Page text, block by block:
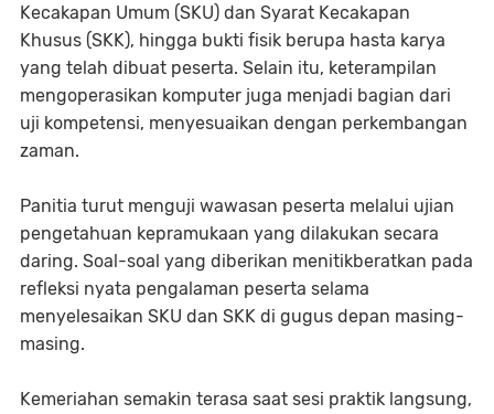
Kecakapan Umum (SKU) dan Syarat Kecakapan
Khusus (SKK), hingga bukti fisik berupa hasta karya
yang telah dibuat peserta. Selain itu, keterampilan
mengoperasikan komputer juga menjadi bagian dari
uji kompetensi, menyesuaikan dengan perkembangan
zaman.
Panitia turut menguji wawasan peserta melalui ujian
pengetahuan kepramukaan yang dilakukan secara
daring. Soal-soal yang diberikan menitikberatkan pada
refleksi nyata pengalaman peserta selama
menyelesaikan SKU dan SKK di gugus depan masing-
masing.
Kemeriahan semakin terasa saat sesi praktik langsung,